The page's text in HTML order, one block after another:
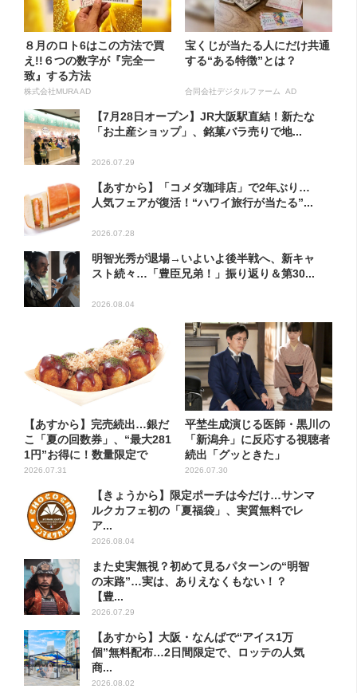
８月のロト6はこの方法で買
え!!６つの数字が『完全一
致』する方法
株式会社MURA AD
宝くじが当たる人にだけ共通
する“ある特徴”とは？
合同会社デジタルファーム AD
【7月28日オープン】JR大阪駅直結！新たな
「お土産ショップ」、銘菓バラ売りで地...
2026.07.29
【あすから】「コメダ珈琲店」で2年ぶり…
人気フェアが復活！“ハワイ旅行が当たる”...
2026.07.28
明智光秀が退場→いよいよ後半戦へ、新キャ
スト続々…「豊臣兄弟！」振り返り＆第30...
2026.08.04
【あすから】完売続出…銀だ
こ「夏の回数券」、“最大281
1円”お得に！数量限定で
2026.07.31
平埜生成演じる医師・黒川の
「新潟弁」に反応する視聴者
続出「グッときた」
2026.07.30
【きょうから】限定ポーチは今だけ…サンマ
ルクカフェ初の「夏福袋」、実質無料でレ
ア...
2026.08.04
また史実無視？初めて見るパターンの“明智
の末路”…実は、ありえなくもない！？
【豊...
2026.07.29
【あすから】大阪・なんばで“アイス1万
個”無料配布…2日間限定で、ロッテの人気
商...
2026.08.02